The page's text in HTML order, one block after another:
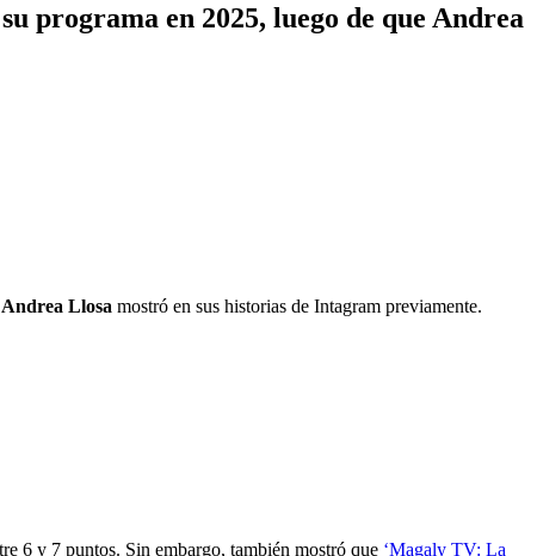
programa en 2025, luego de que Andrea
Andrea Llosa mostró en sus historias de Intagram previamente.
6 y 7 puntos. Sin embargo, también mostró que ‘Magaly TV: La